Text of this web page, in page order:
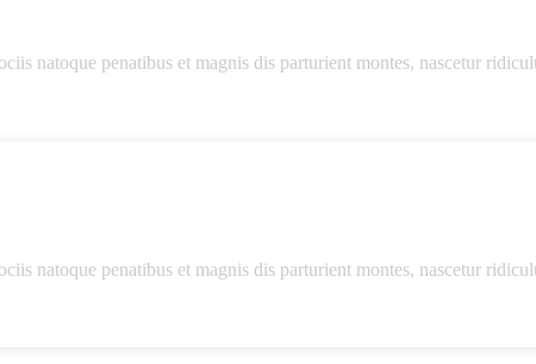
natoque penatibus et magnis dis parturient montes, nascetur
natoque penatibus et magnis dis parturient montes, nascetur